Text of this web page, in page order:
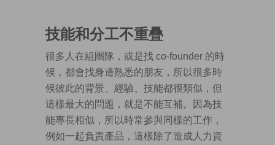
技能和分工不重疊
很多人在組團隊，或是找 co-founder 的時
候，都會找身邊熟悉的朋友，所以很多時
候彼此的背景、經驗、技能都很類似，但
這樣最大的問題，就是不能互補。因為技
能專長相似，所以時常參與同樣的工作，
例如一起負責產品，這樣除了造成人力資